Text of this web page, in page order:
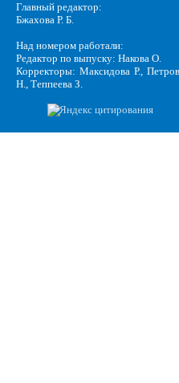
Главный редактор:
Бжахова Р. Б.
Над номером работали:
Редактор по выпуску: Накова О.
Корректоры: Максидова Р.,
Н., Теппеева З.